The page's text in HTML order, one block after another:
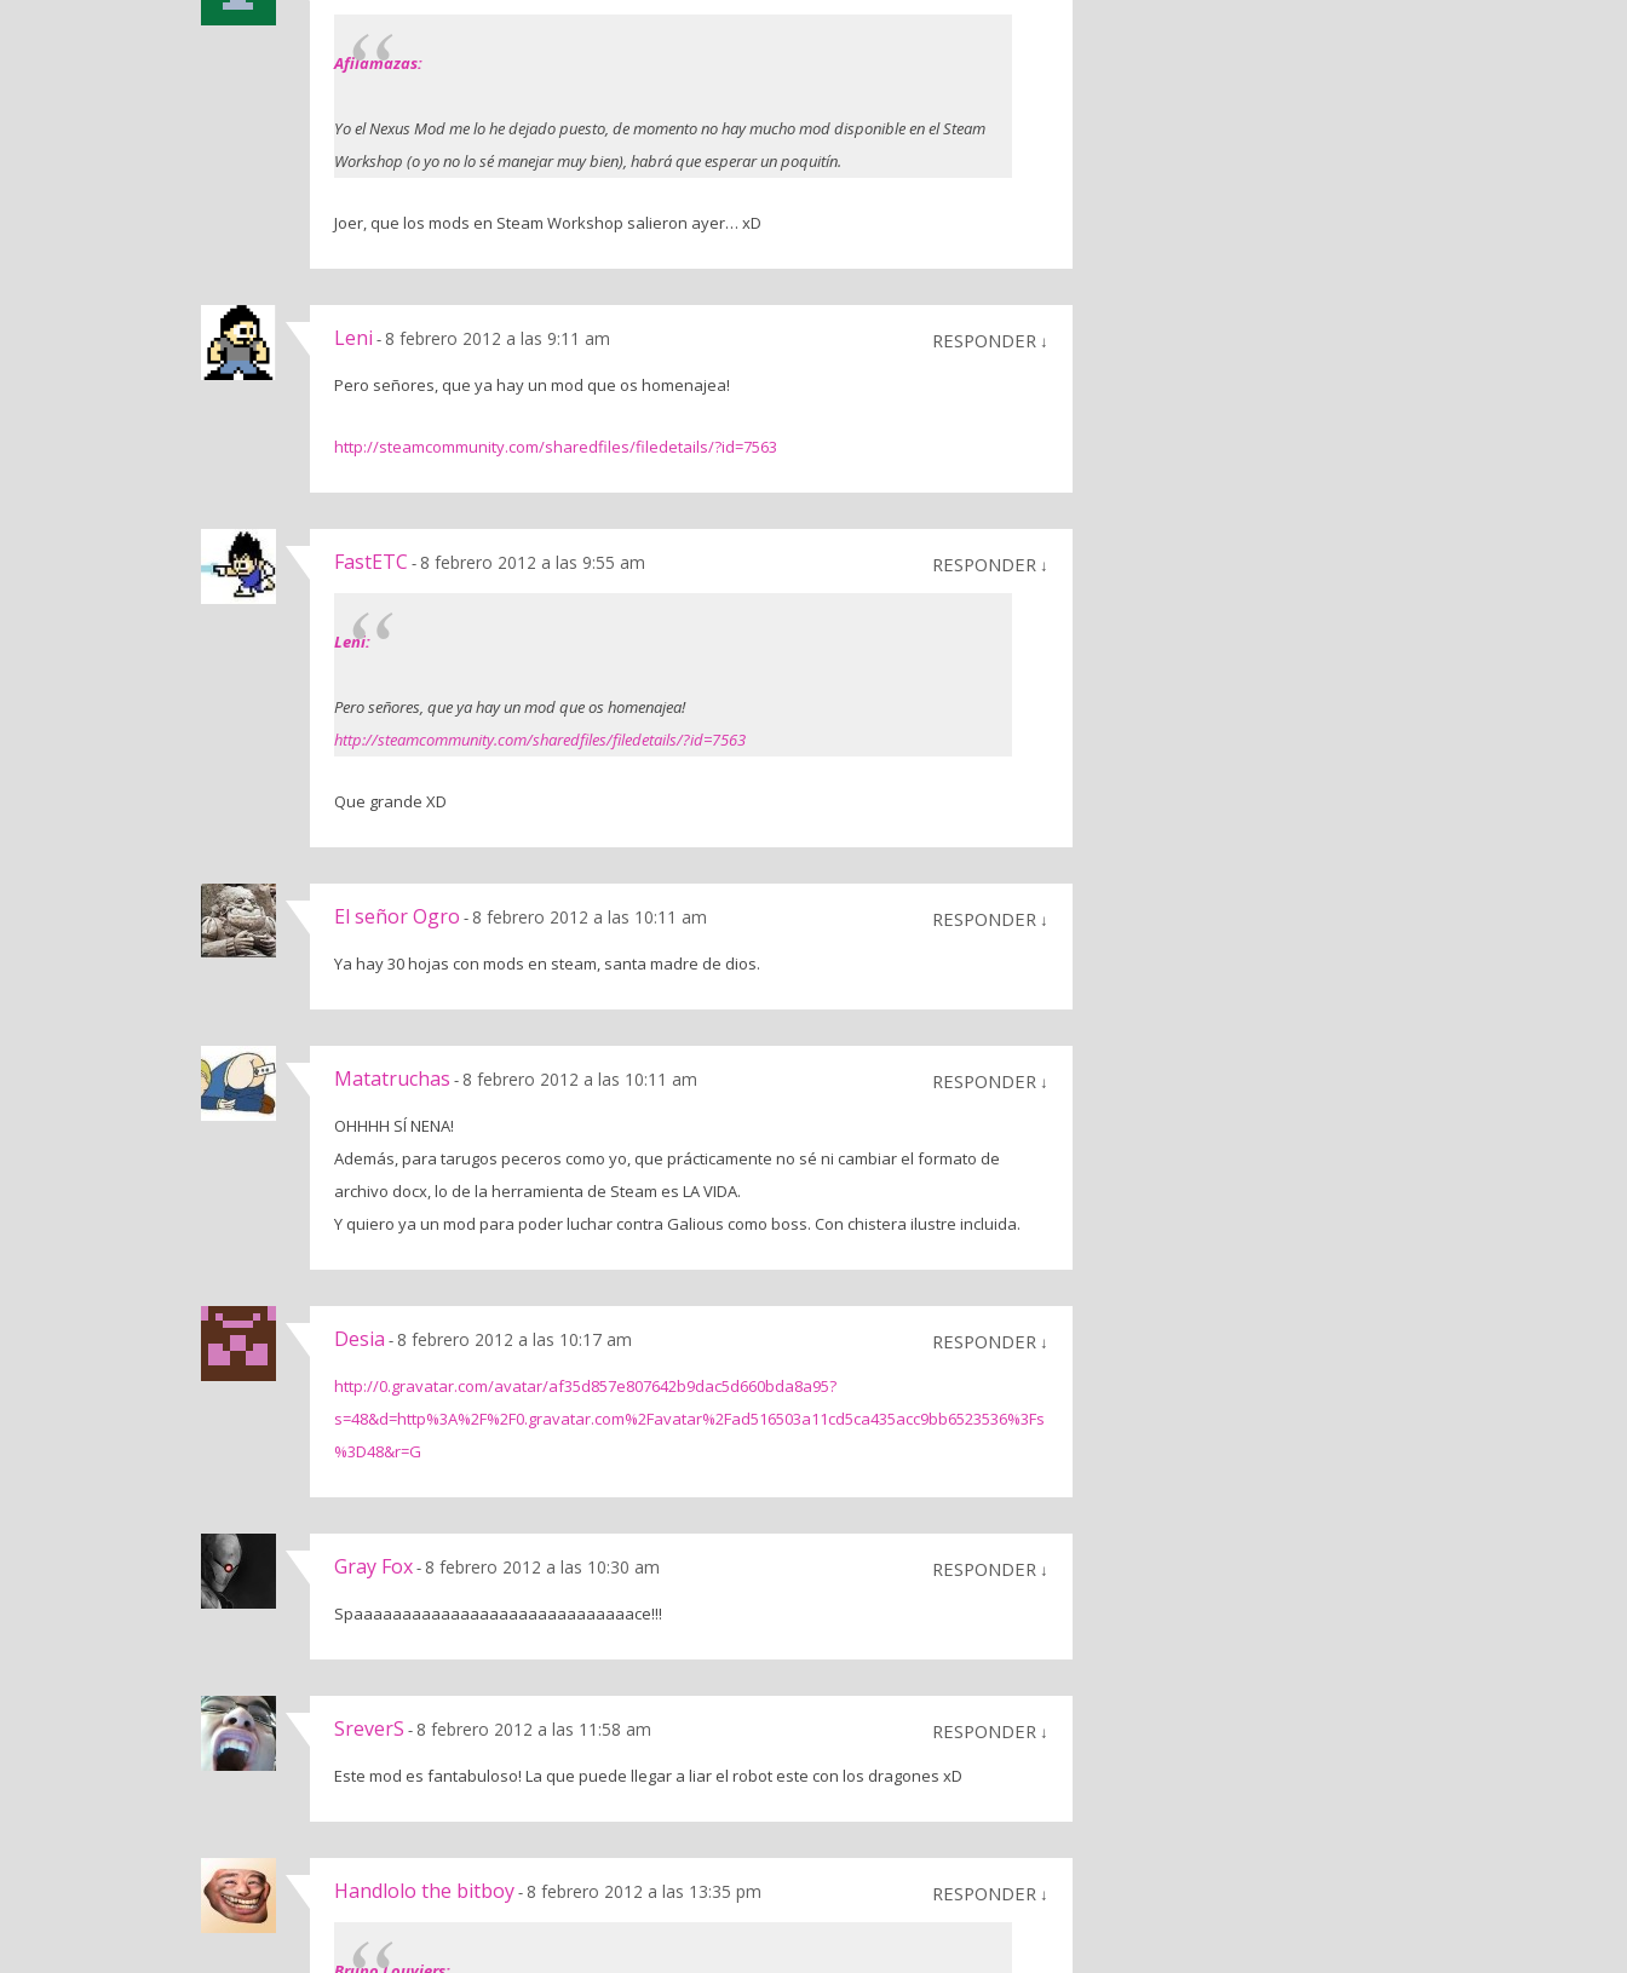
Afilamazas:
Yo el Nexus Mod me lo he dejado puesto, de momento no hay mucho mod disponible en el Steam
Workshop (o yo no lo sé manejar muy bien), habrá que esperar un poquitín.
Joer, que los mods en Steam Workshop salieron ayer… xD
Leni - 8 febrero 2012 a las 9:11 am RESPONDER ↓
Pero señores, que ya hay un mod que os homenajea!
http://steamcommunity.com/sharedfiles/filedetails/?id=7563
FastETC - 8 febrero 2012 a las 9:55 am RESPONDER ↓
Leni:
Pero señores, que ya hay un mod que os homenajea!
http://steamcommunity.com/sharedfiles/filedetails/?id=7563
Que grande XD
El señor Ogro - 8 febrero 2012 a las 10:11 am RESPONDER ↓
Ya hay 30 hojas con mods en steam, santa madre de dios.
Matatruchas - 8 febrero 2012 a las 10:11 am RESPONDER ↓
OHHHH SÍ NENA!
Además, para tarugos peceros como yo, que prácticamente no sé ni cambiar el formato de
archivo docx, lo de la herramienta de Steam es LA VIDA.
Y quiero ya un mod para poder luchar contra Galious como boss. Con chistera ilustre incluida.
Desia - 8 febrero 2012 a las 10:17 am RESPONDER ↓
http://0.gravatar.com/avatar/af35d857e807642b9dac5d660bda8a95?
s=48&d=http%3A%2F%2F0.gravatar.com%2Favatar%2Fad516503a11cd5ca435acc9bb6523536%3Fs
%3D48&r=G
Gray Fox- 8 febrero 2012 a las 10:30 am RESPONDER ↓
Spaaaaaaaaaaaaaaaaaaaaaaaaaaaaace!!!
SreverS - 8 febrero 2012 a las 11:58 am RESPONDER ↓
Este mod es fantabuloso! La que puede llegar a liar el robot este con los dragones xD
Handlolo the bitboy- 8 febrero 2012 a las 13:35 pm RESPONDER ↓